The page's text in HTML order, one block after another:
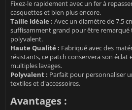
Fixez-le rapidement avec un fer à
casquettes et bien plus encore.
Taille Idéale : Avec un diamètre de 7.5
suffisamment grand pour être
polyvalent.
Haute Qualité : Fabriqué avec des
résistants, ce patch conservera son éclat
multiples lavages.
Polyvalent : Parfait pour personnaliser
textiles et d'accessoires.
Avantages :